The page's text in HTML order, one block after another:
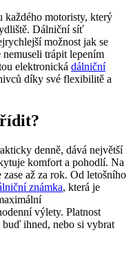
každého motoristy, který
Dálniční síť
možnost jak se
trápit lepením
elektronická dálniční
díky své flexibilitě a
denně, dává největší
komfort a pohodlí. Na
až za rok. Od letošního
známka, která je
výlety. Platnost
ihned, nebo si vybrat